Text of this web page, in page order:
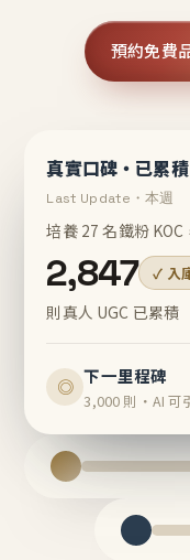
預約免費
真實口碑・已累積
Last Update・本週
培養 27 名鐵粉 KOC
2,847 ✓ 入
則真人 UGC 已累積
◎ 下一里程碑
3,000 則・AI 可